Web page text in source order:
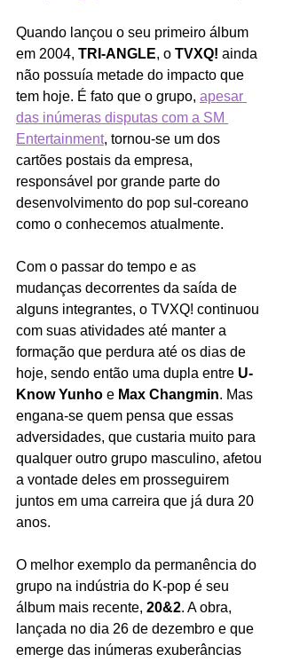
Quando lançou o seu primeiro álbum
em 2004, TRI-ANGLE, o TVXQ! ainda
não possuía metade do impacto que
tem hoje. É fato que o grupo, apesar
das inúmeras disputas com a SM
Entertainment, tornou-se um dos
cartões postais da empresa,
responsável por grande parte do
desenvolvimento do pop sul-coreano
como o conhecemos atualmente.
Com o passar do tempo e as
mudanças decorrentes da saída de
alguns integrantes, o TVXQ! continuou
com suas atividades até manter a
formação que perdura até os dias de
hoje, sendo então uma dupla entre U-
Know Yunho e Max Changmin. Mas
engana-se quem pensa que essas
adversidades, que custaria muito para
qualquer outro grupo masculino, afetou
a vontade deles em prosseguirem
juntos em uma carreira que já dura 20
anos.
O melhor exemplo da permanência do
grupo na indústria do K-pop é seu
álbum mais recente, 20&2. A obra,
lançada no dia 26 de dezembro e que
emerge das inúmeras exuberâncias